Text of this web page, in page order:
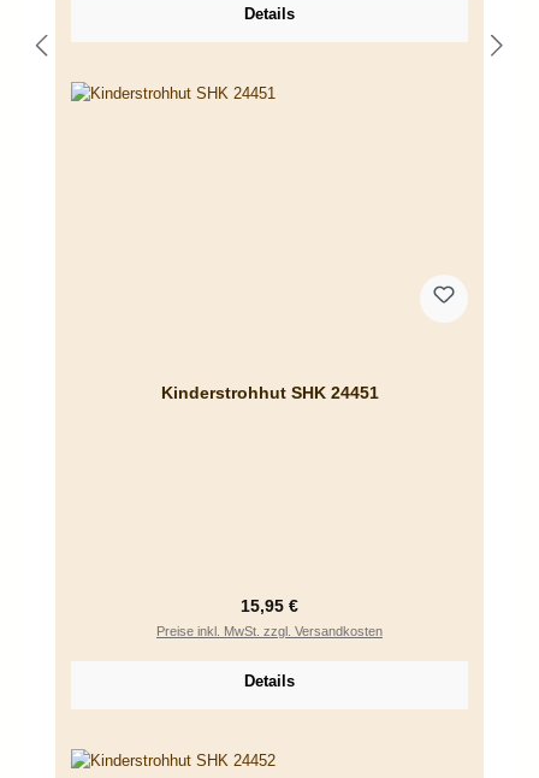
Details
Kinderstrohhut SHK 24451
Regulärer Preis:
15,95 €
Preise inkl. MwSt. zzgl. Versandkosten
Details